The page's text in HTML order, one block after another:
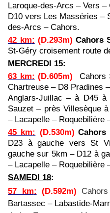
Laroque-des-Arcs – Vers
D10 vers Les Masséries –
des-Arcs – Cahors.
42 km: (D.293m) Cahors
St-Géry croisement route
MERCREDI 15:
63 km: (D.605m) Cahors
Chartreuse – D8 Pradines
Anglars-Juillac – à D45 à
Sauzet – près Villesèque
– Lacapelle – Roquebilière
45 km: (D.530m) Cahors
D23 à gauche vers St
gauche sur 5km – D12 à
– Lacapelle – Roquebilière
SAMEDI 18:
57 km: (D.592m) Cahors
Bartassec – Labastide-